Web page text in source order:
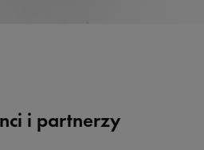
i partnerzy